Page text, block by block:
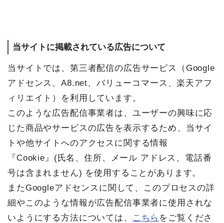
当サイトに掲載されている広告について
当サイトでは、第三者配信の広告サービス（Google
アドセンス、A8.net、バリューコマース、楽天アフ
ィリエイト）を利用しています。
このような広告配信事業者は、ユーザーの興味に応
じた商品やサービスの広告を表示するため、当サイ
トや他サイトへのアクセスに関する情報
『Cookie』(氏名、住所、メール アドレス、電話番
号は含まれません) を使用することがあります。
またGoogleアドセンスに関して、このプロセスの詳
細やこのような情報が広告配信事業者に使用されな
いようにする方法については、
こちら をご覧くださ